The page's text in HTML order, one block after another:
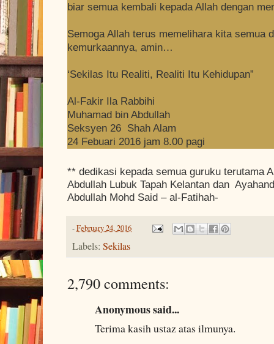
biar semua kembali kepada Allah dengan
Semoga Allah terus memelihara kita semua
kemurkaannya, amin…
‘Sekilas Itu Realiti, Realiti Itu Kehidupan”
Al-Fakir Ila Rabbihi
Muhamad bin Abdullah
Seksyen 26 Shah Alam
24 Febuari 2016 jam 8.00 pagi
** dedikasi kepada semua guruku terutama
Abdullah Lubuk Tapah Kelantan dan
Abdullah Mohd Said – al-Fatihah-
-February 24, 2016
Labels: Sekilas
2,790 comments:
Anonymous said...
Terima kasih ustaz atas ilmunya.